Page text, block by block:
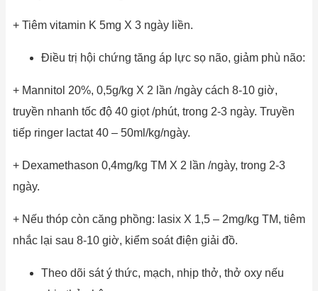
+ Tiêm vitamin K 5mg X 3 ngày liền.
Điều trị hội chứng tăng áp lực sọ não, giảm phù não:
+ Mannitol 20%, 0,5g/kg X 2 lần /ngày cách 8-10 giờ,
truyền nhanh tốc độ 40 giọt /phút, trong 2-3 ngày. Truyền
tiếp ringer lactat 40 – 50ml/kg/ngày.
+ Dexamethason 0,4mg/kg TM X 2 lần /ngày, trong 2-3
ngày.
+ Nếu thóp còn căng phồng: lasix X 1,5 – 2mg/kg TM, tiêm
nhắc lại sau 8-10 giờ, kiểm soát điện giải đồ.
Theo dõi sát ý thức, mạch, nhịp thở, thở oxy nếu